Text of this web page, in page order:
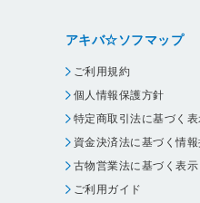
アキバ☆ソフマップ
ご利用規約
個人情報保護方針
特定商取引法に基づく表
資金決済法に基づく情
古物営業法に基づく表示
ご利用ガイド